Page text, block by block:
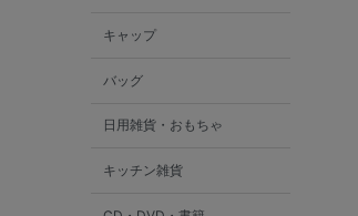
キャップ
バッグ
日用雑貨・おもちゃ
キッチン雑貨